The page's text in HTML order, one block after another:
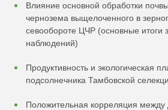
Влияние основной обработки
чернозема выщелоченного в
севообороте ЦЧР (основные итоги
наблюдений)
Продуктивность и экологическая
подсолнечника Тамбовской
Положительная корреляция между